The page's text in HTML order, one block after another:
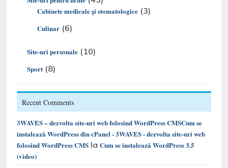
Cabinete medicale și stomatologice (3)
Culinar (6)
Site-uri personale (10)
Sport (8)
Recent Comments
3WAVES – dezvolta site-uri web folosind WordPress CMSCum se
instalează WordPress din cPanel - 3WAVES - dezvolta site-uri web
folosind WordPress CMS laCum se instalează WordPress 3.5
(video)